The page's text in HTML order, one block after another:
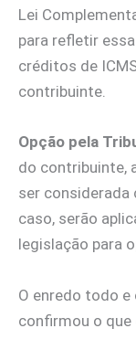
Lei
para refletir
créditos de
contribuinte.
Opção pela
do contribuinte,
ser considerada
caso, serão
legislação para
O enredo todo
confirmou o que